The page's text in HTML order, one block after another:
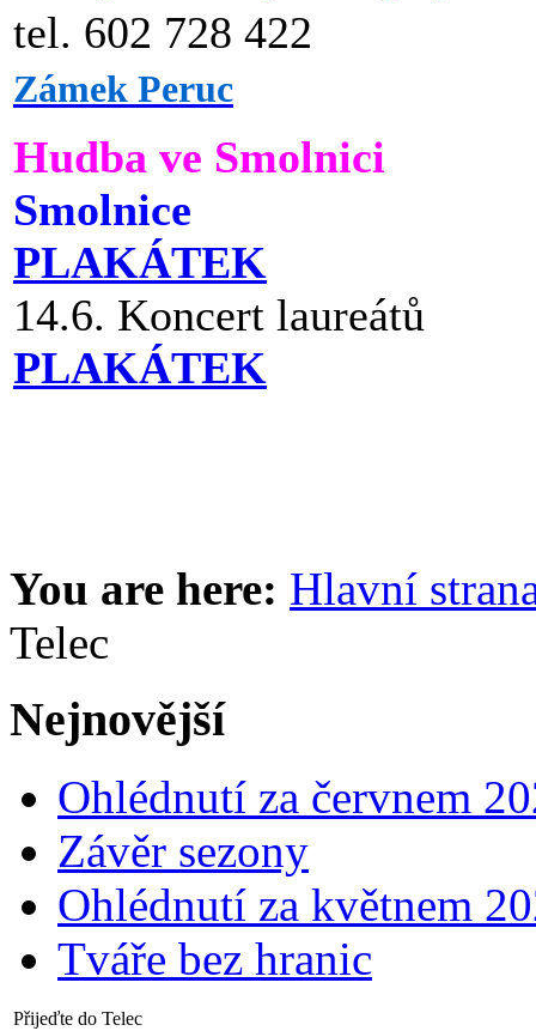
tel. 602 728 422
Zámek Peruc
Hudba ve Smolnici
Smolnice
PLAKÁTEK
14.6. Koncert laureátů
PLAKÁTEK
You are here: Hlavní
Telec
Nejnovější
Ohlédnutí za červnem
Závěr sezony
Ohlédnutí za květnem
Tváře bez hranic
Přijeďte do Telec